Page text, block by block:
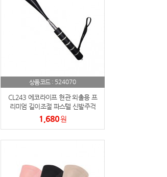
상품코드 : 524070
CL243 에코라이프 현관 외출용 프
리미엄 길이조절 파스텔 신발주걱
1,680원